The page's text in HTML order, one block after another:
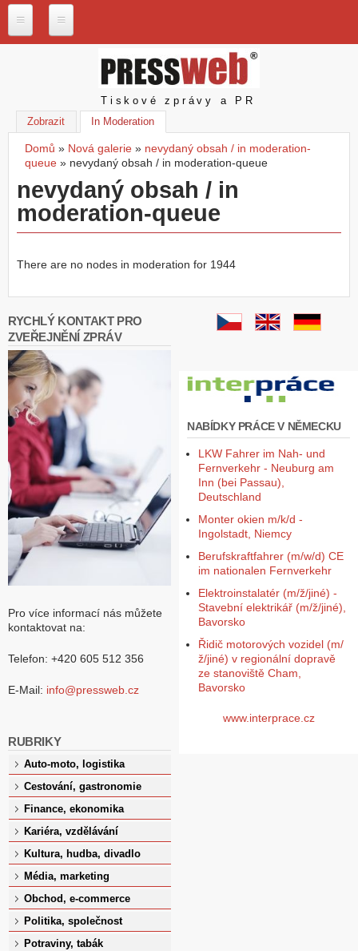
P
w
e
b
z
N
a
e
l
ž
b
y
Z
a
l
o
ž
i
ú
č
e
Pressweb
Tiskové zprávy a PR
Zobrazit In Moderation
Jste zde
Domů » Nová galerie » nevydaný obsah / in moderation-
queue » nevydaný obsah / in moderation-queue
nevydaný obsah / in
moderation-queue
There are no nodes in moderation for 1944
RYCHLÝ KONTAKT PRO
ZVEŘEJNĚNÍ ZPRÁV
Pro více informací nás můžete
kontaktovat na:
Telefon: +420 605 512 356
E-Mail: info@pressweb.cz
RUBRIKY
Auto-moto, logistika
Cestování, gastronomie
Finance, ekonomika
Kariéra, vzdělávání
Kultura, hudba, divadlo
Média, marketing
Obchod, e-commerce
Politika, společnost
Potraviny, tabák
NABÍDKY PRÁCE V NĚMECKU
LKW Fahrer im Nah- und
Fernverkehr - Neuburg am
Inn (bei Passau),
Deutschland
Monter okien m/k/d -
Ingolstadt, Niemcy
Berufskraftfahrer (m/w/d) CE
im nationalen Fernverkehr
Elektroinstalatér (m/ž/jiné) -
Stavební elektrikář (m/ž/jiné),
Bavorsko
Řidič motorových vozidel (m/
ž/jiné) v regionální dopravě
ze stanoviště Cham,
Bavorsko
www.interprace.cz